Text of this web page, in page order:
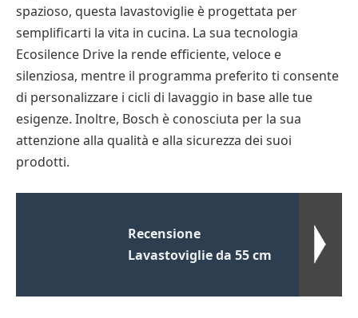
spazioso, questa lavastoviglie è progettata per
semplificarti la vita in cucina. La sua tecnologia
Ecosilence Drive la rende efficiente, veloce e
silenziosa, mentre il programma preferito ti consente
di personalizzare i cicli di lavaggio in base alle tue
esigenze. Inoltre, Bosch è conosciuta per la sua
attenzione alla qualità e alla sicurezza dei suoi
prodotti.
Recensione
Lavastoviglie da 55 cm